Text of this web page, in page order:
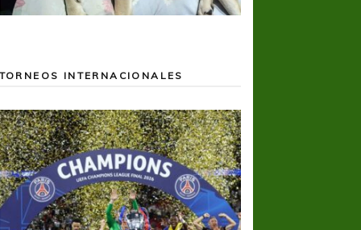
TORNEOS INTERNACIONALES